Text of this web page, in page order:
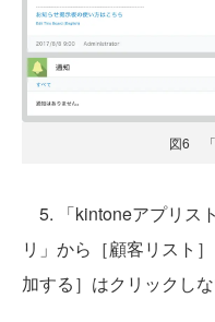
図6 「
5. 「kintoneアプリス
リ」から［顧客リスト
加する］はクリックしな